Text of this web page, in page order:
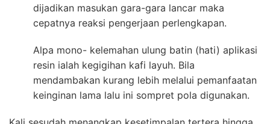
dijadikan masukan gara-gara lancar maka
cepatnya reaksi pengerjaan perlengkapan.
Alpa mono- kelemahan ulung batin (hati) aplikasi
resin ialah kegigihan kafi layuh. Bila
mendambakan kurang lebih melalui pemanfaatan
keinginan lama lalu ini sompret pola digunakan.